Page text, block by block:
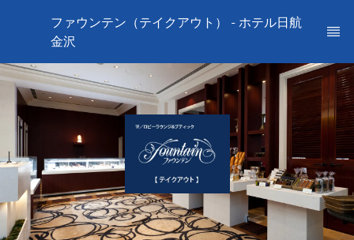
ファウンテン（テイクアウト） - ホテル日航
金沢